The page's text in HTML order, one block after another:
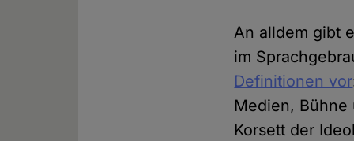
An alldem gibt
im
Definitionen vor
Medien,
Korsett der